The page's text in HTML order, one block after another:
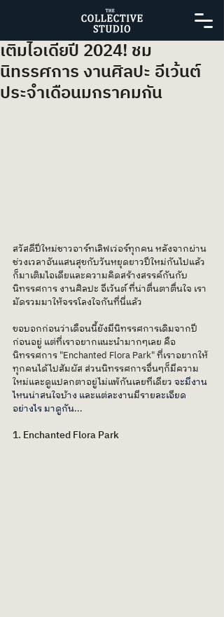
เติมไอเดียปี 2024! ชม
นิทรรศการ งานศิลปะ อีเว้นต์
ประจำเดือนมกราคมกัน
สวัสดีปีใหม่ชาวอาร์ทเลิฟเว่อร์ทุกคน หลังจากผ่าน
ช่วงเวลาอันแสนสุขกับวันหยุดยาวปีใหม่กันไปแล้ว
ก็มาเติมไอเดียและความคิดสร้างสรรค์กันกับ
นิทรรศการ งานศิลปะ อีเว้นต์ ที่น่าตื่นตาตื่นใจ เรา
มัดรวมมาให้จรรโลงใจกันที่นี่แล้ว
ขอบอกก่อนว่าเดือนนี้ยังมีนิทรรศการเดิมจากปี
ก่อนอยู่ แต่ที่เราอยากแนะนำมากๆเลย คือ
นิทรรศการ "Enchanted Flora Park" ที่เราอยากให้
ทุกคนได้ไปสัมผัส ส่วนนิทรรศการอื่นๆก็มีความ
ใหม่และดูแปลกตาอยู่ไม่แพ้กันเลยทีเดียว จะมีงาน
ไหนน่าสนใจบ้าง และแต่ละงานมีรายละเอียด
อย่างไร มาดูกัน...
1. Enchanted Flora Park